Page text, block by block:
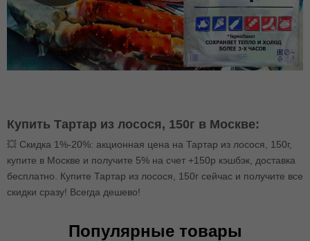
Купить Тартар из лосося, 150г в Москве:
💥 Скидка 1%-20%: акционная цена на Тартар из лосося, 150г,
купите в Москве и получите 5% на счет +150р кэшбэк, доставка
бесплатно. Купите Тартар из лосося, 150г сейчас и получите все
скидки сразу! Всегда дешево!
Популярные товары